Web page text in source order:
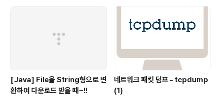
[Java] File을 String형으로 변
환하여 다운로드 받을 때~!!
네트워크 패킷 덤프 - tcpdump
(1)